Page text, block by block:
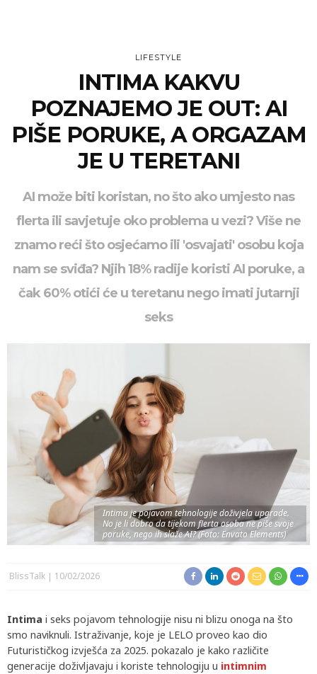
LIFESTYLE
INTIMA KAKVU
POZNAJEMO JE OUT: AI
PIŠE PORUKE, A ORGAZAM
JE U TERETANI
AI može biti koristan, no što ako umjesto nas
flerta ili savjetuje oko problema u vezi? Više ne
znamo reći što osjećamo ili 'osvajati' osobu koja
nam se sviđa? Njih 18% radije koristi AI poruke, a
čak 60% otići će u teretanu nego imati jutarnji
seks
Intima je pojavom tehnologije doživjela upgrade.
No je li dobro da tijekom flerta osoba ne piše svoje
poruke, nego ih slaže AI? (Foto: Envato Elements)
BlissTalk 10/02/2026
Intima i seks pojavom tehnologije nisu ni blizu onoga na što
smo naviknuli. Istraživanje, koje je LELO proveo kao dio
Futurističkog izvješća za 2025. pokazalo je kako različite
generacije doživljavaju i koriste tehnologiju u intimnim